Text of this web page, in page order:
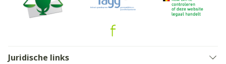
Juridische links